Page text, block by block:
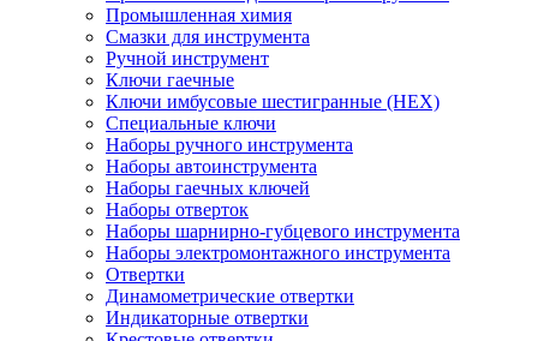
Промышленная химия
Смазки для инструмента
Ручной инструмент
Ключи гаечные
Ключи имбусовые шестигранные (HEX)
Специальные ключи
Наборы ручного инструмента
Наборы автоинструмента
Наборы гаечных ключей
Наборы отверток
Наборы шарнирно-губцевого инструмента
Наборы электромонтажного инструмента
Отвертки
Динамометрические отвертки
Индикаторные отвертки